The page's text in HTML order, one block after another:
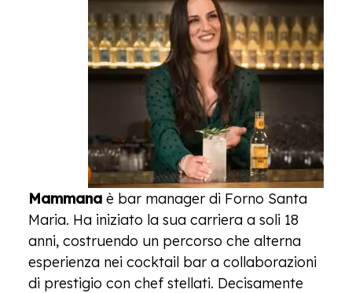
Mammana è bar manager di Forno Santa
Maria. Ha iniziato la sua carriera a soli 18
anni, costruendo un percorso che alterna
esperienza nei cocktail bar a collaborazioni
di prestigio con chef stellati. Decisamente